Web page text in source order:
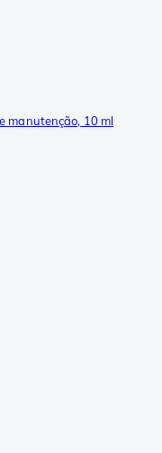
manutenção, 10 ml